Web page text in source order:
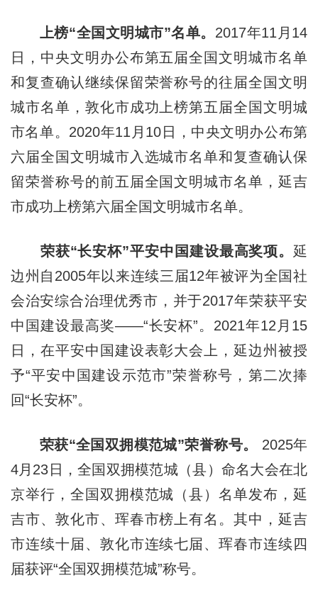
上榜“全国文明城市”名单。 2017年11月14
日，中央文明办公布第五届全国文明城市名单
和复查确认继续保留荣誉称号的往届全国文明
城市名单，敦化市成功上榜第五届全国文明城
市名单。2020年11月10日，中央文明办公布第
六届全国文明城市入选城市名单和复查确认保
留荣誉称号的前五届全国文明城市名单，延吉
市成功上榜第六届全国文明城市名单。
荣获“长安杯”平安中国建设最高奖项。 延
边州自2005年以来连续三届12年被评为全国社
会治安综合治理优秀市，并于2017年荣获平安
中国建设最高奖——“长安杯”。2021年12月15
日，在平安中国建设表彰大会上，延边州被授
予“平安中国建设示范市”荣誉称号，第二次捧
回“长安杯”。
荣获“全国双拥模范城”荣誉称号。
2025年
4月23日，全国双拥模范城（县）命名大会在北
京举行，全国双拥模范城（县）名单发布，延
吉市、敦化市、珲春市榜上有名。其中，延吉
市连续十届、敦化市连续七届、珲春市连续四
届获评“全国双拥模范城”称号。